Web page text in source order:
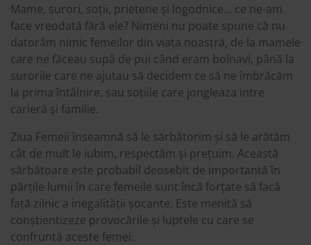
Mame, surori, soții, prietene și logodnice… ce ne-am
face vreodată fără ele? Nimeni nu poate spune că nu
datorăm nimic femeilor din viața noastră, de la mamele
care ne făceau supă de pui când eram bolnavi, până la
surorile care ne ajutau să decidem ce să ne îmbrăcăm
la prima întâlnire, sau soțiile care jongleaza intre
carieră și familie.
Ziua Femeii înseamnă să le sărbătorim și să le arătăm
cât de mult le iubim, respectăm și prețuim. Această
sărbătoare este probabil deosebit de importantă în
părțile lumii în care femeile sunt încă forțate să facă
față zilnic a inegalității șocante. Este menită să
conștientizeze provocările și luptele cu care se
confruntă aceste femei.